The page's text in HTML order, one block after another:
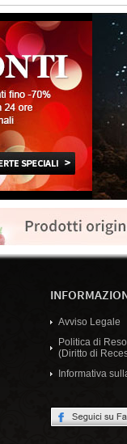
Avviso Legale
Politica di
(Diritto di
Informativa